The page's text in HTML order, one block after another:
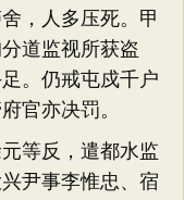
，人多压死。甲
道监视所获盗
。仍戒屯戍千户
官亦决罚。
等反，遣都水监
尹事李惟忠、宿